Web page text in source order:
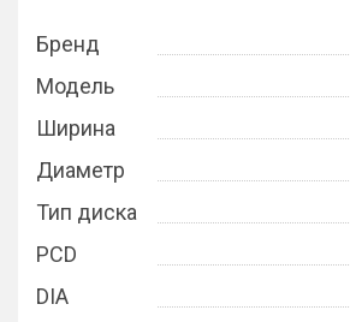
Бренд
Модель
Ширина
Диаметр
Тип диска
PCD
DIA